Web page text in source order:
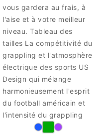
vous gardera au frais, à
l'aise et à votre meilleur
niveau. Tableau des
tailles La compétitivité du
grappling et l'atmosphère
électrique des sports US
Design qui mélange
harmonieusement l'esprit
du football américain et
l'intensité du grappling